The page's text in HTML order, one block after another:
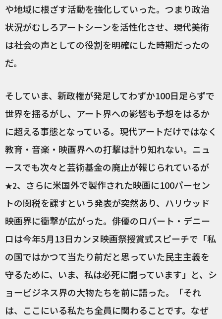
や地域に根ざす活動を強化していった。つまり政治
状況がむしろアートシーンを活性化させ、現代美術
は社会の声としての役割を明確にした時期だったの
だ。
そしていま、新政権が発足してわずか100日足らずで
世界を揺るがし、アート界への影響も予想をはるか
に超える事態となっている。現代アートだけではなく
教育・音楽・映画界への打撃は計り知れない。ニュ
ースでも次々と芸術基金の廃止が報じられているが
★2、さらに米国外で製作された映画に100パーセン
トの関税を課すという発表が突然あり、ハリウッド
映画界に衝撃が広がった。俳優のロバート・デニー
ロは今年5月13日カンヌ映画祭授賞式スピーチで「私
の国ではかつて当たり前だと思っていた民主主義を
守るために、いま、私は必死に闘っています」と、シ
ョービジネス界の大物たちを前に語った。「それ
は、ここにいる私たち全員に関わることです。なぜ